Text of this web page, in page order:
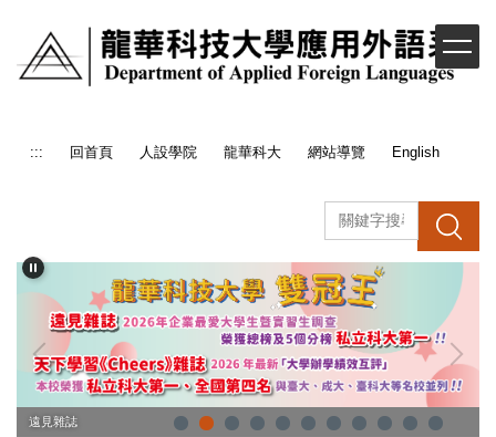
主
要
::: 回首頁 人設學院 龍華科大 網站導覽 English
搜 尋
遠見雜誌